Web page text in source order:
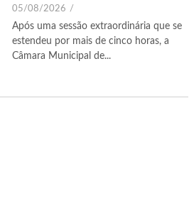
05/08/2026 /
Após uma sessão extraordinária que se
estendeu por mais de cinco horas, a
Câmara Municipal de...